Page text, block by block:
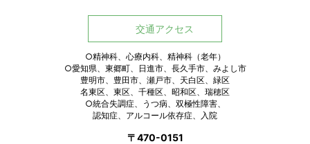
交通アクセス
○精神科、心療内科、精神科（老年）
○愛知県、東郷町、日進市、長久手市、みよし市
豊明市、豊田市、瀬戸市、天白区、緑区
名東区、東区、千種区、昭和区、瑞穂区
○統合失調症、うつ病、双極性障害、
認知症、アルコール依存症、入院
〒470-0151